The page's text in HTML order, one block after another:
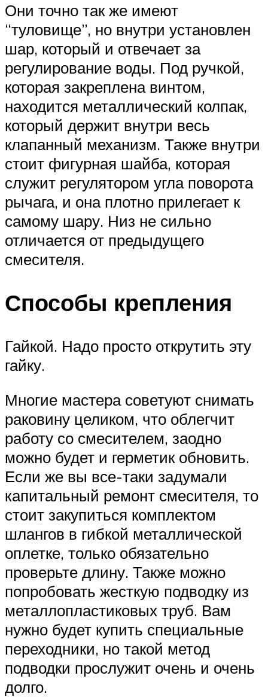
Они точно так же имеют
“туловище”, но внутри установлен
шар, который и отвечает за
регулирование воды. Под ручкой,
которая закреплена винтом,
находится металлический колпак,
который держит внутри весь
клапанный механизм. Также внутри
стоит фигурная шайба, которая
служит регулятором угла поворота
рычага, и она плотно прилегает к
самому шару. Низ не сильно
отличается от предыдущего
смесителя.
Способы крепления
Гайкой. Надо просто открутить эту
гайку.
Многие мастера советуют снимать
раковину целиком, что облегчит
работу со смесителем, заодно
можно будет и герметик обновить.
Если же вы все-таки задумали
капитальный ремонт смесителя, то
стоит закупиться комплектом
шлангов в гибкой металлической
оплетке, только обязательно
проверьте длину. Также можно
попробовать жесткую подводку из
металлопластиковых труб. Вам
нужно будет купить специальные
переходники, но такой метод
подводки прослужит очень и очень
долго.